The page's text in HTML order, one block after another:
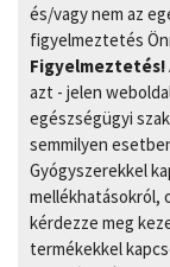
és/vagy nem az
figyelmeztetés
Figyelmeztetés!
azt - jelen
egészségügyi
semmilyen
Gyógyszerekkel
mellékhatásokról,
kérdezze meg
termékekkel